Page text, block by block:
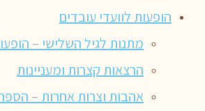
הופעות לוועדי עובדים
מתנות לגיל השלישי –
הרצאות קצרות ומעניינות
אהבות וצרות אחרות –